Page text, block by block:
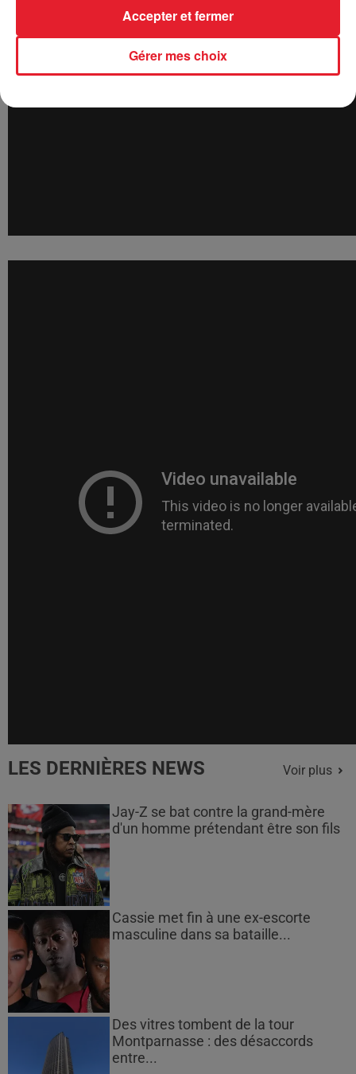
LES DERNIÈRES NEWS Voir plus
Jay-Z se bat contre la grand-mère
d'un homme prétendant être son fils
Cassie met fin à une ex-escorte
masculine dans sa bataille...
Des vitres tombent de la tour
Montparnasse : des désaccords
entre...
Gérer mes choix
Accepter et fermer